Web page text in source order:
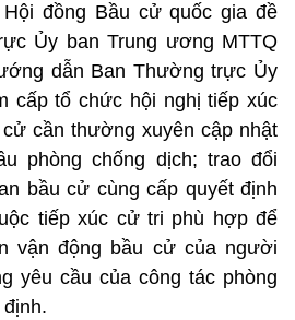
đồng Bầu cử quốc gia đề
Ủy ban Trung ương MTTQ
dẫn Ban Thường trực Ủy
cấp tổ chức hội nghị tiếp xúc
cần thường xuyên cập nhật
phòng chống dịch; trao đổi
bầu cử cùng cấp quyết định
tiếp xúc cử tri phù hợp để
vận động bầu cử của người
yêu cầu của công tác phòng